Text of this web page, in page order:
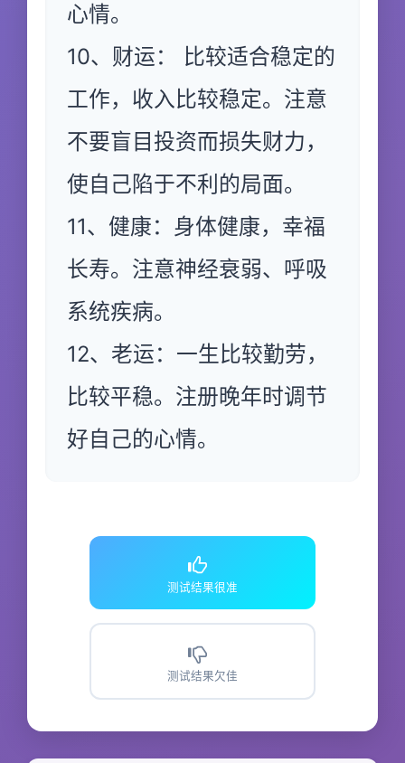
心情。
10、财运： 比较适合稳定的
工作，收入比较稳定。注意
不要盲目投资而损失财力，
使自己陷于不利的局面。
11、健康：身体健康，幸福
长寿。注意神经衰弱、呼吸
系统疾病。
12、老运：一生比较勤劳，
比较平稳。注册晚年时调节
好自己的心情。
测试结果很准
测试结果欠佳